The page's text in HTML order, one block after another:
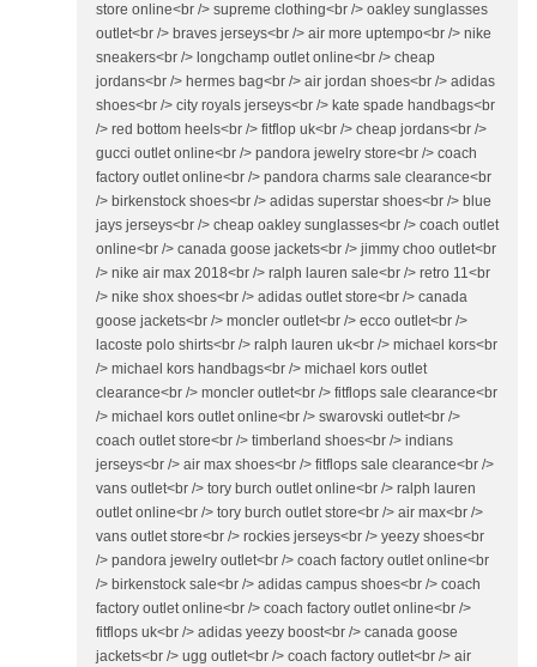
store online<br /> supreme clothing<br /> oakley sunglasses
outlet<br /> braves jerseys<br /> air more uptempo<br /> nike
sneakers<br /> longchamp outlet online<br /> cheap
jordans<br /> hermes bag<br /> air jordan shoes<br /> adidas
shoes<br /> city royals jerseys<br /> kate spade handbags<br
/> red bottom heels<br /> fitflop uk<br /> cheap jordans<br />
gucci outlet online<br /> pandora jewelry store<br /> coach
factory outlet online<br /> pandora charms sale clearance<br
/> birkenstock shoes<br /> adidas superstar shoes<br /> blue
jays jerseys<br /> cheap oakley sunglasses<br /> coach outlet
online<br /> canada goose jackets<br /> jimmy choo outlet<br
/> nike air max 2018<br /> ralph lauren sale<br /> retro 11<br
/> nike shox shoes<br /> adidas outlet store<br /> canada
goose jackets<br /> moncler outlet<br /> ecco outlet<br />
lacoste polo shirts<br /> ralph lauren uk<br /> michael kors<br
/> michael kors handbags<br /> michael kors outlet
clearance<br /> moncler outlet<br /> fitflops sale clearance<br
/> michael kors outlet online<br /> swarovski outlet<br />
coach outlet store<br /> timberland shoes<br /> indians
jerseys<br /> air max shoes<br /> fitflops sale clearance<br />
vans outlet<br /> tory burch outlet online<br /> ralph lauren
outlet online<br /> tory burch outlet store<br /> air max<br />
vans outlet store<br /> rockies jerseys<br /> yeezy shoes<br
/> pandora jewelry outlet<br /> coach factory outlet online<br
/> birkenstock sale<br /> adidas campus shoes<br /> coach
factory outlet online<br /> coach factory outlet online<br />
fitflops uk<br /> adidas yeezy boost<br /> canada goose
jackets<br /> ugg outlet<br /> coach factory outlet<br /> air